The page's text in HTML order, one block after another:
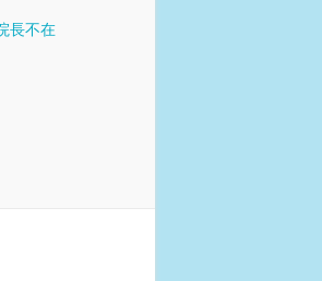
長不在